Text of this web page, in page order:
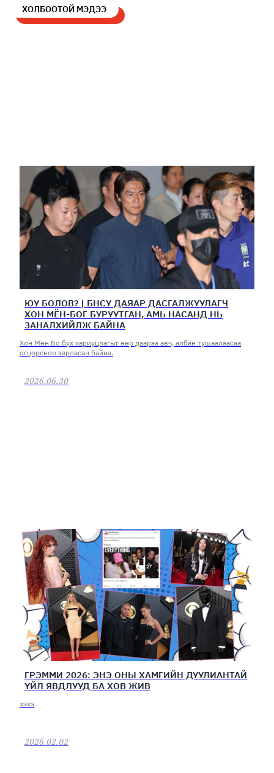
ХОЛБООТОЙ МЭДЭЭ
ЮУ БОЛОВ? | БНСУ ДАЯАР ДАСГАЛЖУУЛАГЧ
ХОН МЁН-БОГ БУРУУТГАН, АМЬ НАСАНД НЬ
ЗАНАЛХИЙЛЖ БАЙНА
Хон Мён Бо бүх хариуцлагыг өөр дээрээ авч, албан тушаалаасаа
огцорсноо зарласан байна.
2026.06.30
ГРЭММИ 2026: ЭНЭ ОНЫ ХАМГИЙН ДУУЛИАНТАЙ
ҮЙЛ ЯВДЛУУД БА ХОВ ЖИВ
хэхэ
2026.02.02